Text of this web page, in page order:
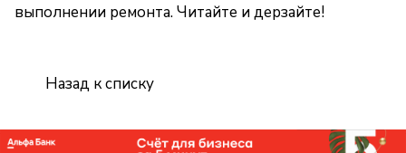
выполнении ремонта. Читайте и дерзайте!
Назад к списку